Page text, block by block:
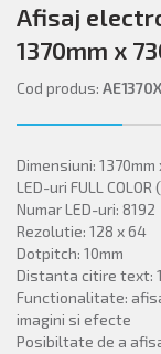
Afisaj
1370mm x
Cod produs:
Dimensiuni: 1370mm
LED-uri FULL COLOR
Numar LED-uri: 8192
Rezolutie: 128 x 64
Dotpitch: 10mm
Distanta citire text:
Functionalitate:
imagini si efecte
Posibiltate de a